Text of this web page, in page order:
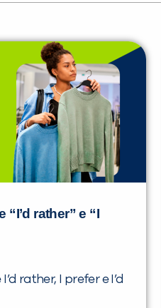
rather” e “I
rather, I prefer e I’d